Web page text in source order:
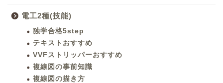
電工2種(技能)
独学合格5step
テキストおすすめ
VVFストリッパーおすすめ
複線図の事前知識
複線図の描き方